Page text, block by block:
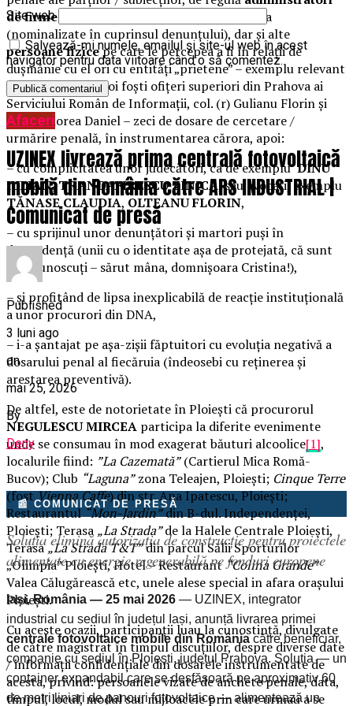
de firme de pe piaţa locală a judeţului Prahova
(nominalizate în cuprinsul denunţului), dar şi alte
persoane fizicepe care le percepea a fi în relaţii de
duşmănie cu el ori cu entităţi „prietene” – exemplu relevant
fiind cazul celor doi foşti ofiţeri superiori din Prahova ai
Serviciului Român de Informaţii, col. (r) Gulianu Florin şi
mr. (r) Florea Daniel – zeci de dosare de cercetare /
urmărire penală, în instrumentarea cărora, apoi:
– cu complicitatea unor judecători, ca de exempluDINU
IULIAN, TRANDAFIRESCU ZINICA, sau avocaţi, exemplu
TĂNASE CLAUDIA, OLTEANU FLORIN,
– cu sprijinul unor denunţători şi martori puşi în
dependenţă (unii cu o identitate aşa de protejată, că sunt
deja cunoscuţi – sărut mâna, domnişoara Cristina!),
– şi profitând de lipsa inexplicabilă de reacţie instituţională
a unor procurori din DNA,
– i-a şantajat pe aşa-zişii făptuitori cu evoluţia negativă a
dosarului penal al fiecăruia (îndeosebi cu reţinerea şi
arestarea preventivă).
De altfel, este de notorietate în Ploieşti că procurorul
NEGULESCU MIRCEA participa la diferite evenimente
unde se consumau în mod exagerat băuturi alcoolice[1],
localurile fiind: ”La Cazemată”(Cartierul Mica Romă-
Bucov); Club “Laguna”zona Teleajen, Ploiești; Cinque Terre
(fostVienna Caffe) din str. Ana Ipatescu, Ploieşti;
Restaurantul“Mon-Jardin”din B-dul. Independenţei,
Ploieşti; Terasa „La Strada”de la Halele Centrale Ploieşti,
Terasa„La Strada T&T”din parcul Sălii Sporturilor
„Olimpia” Ploieşti, Hotel – Restaurant“Colina Grande”
Valea Călugărească etc, unele alese special in afara oraşului
Ploieşti.
Cu aceste ocazii, participanţii luau la cunostinţă, divulgate
de către magistrat în timpul discuţiilor, despre diverse date
/ informaţii confidenţiale din dosarele instrumentate de
acesta, privind: persoanele vizate de anchete penale, data,
timpul, locul, modul sau mijloacele prin care urmau a se
Site web
Salvează-mi numele, emailul și site-ul web în acest
navigator pentru data viitoare când o să comentez.
Afaceri
UZINEX livrează prima centrală fotovoltaică
mobilă din România către ARS INDUSTRIAL |
Comunicat de presă
Published
3 luni ago
on
mai 25, 2026
By
Deny
📰 COMUNICAT DE PRESĂ
Soluția elimină autorizația de construcție pentru proiectele
alimentate cu energie regenerabilă pe fonduri europene
Iași, România — 25 mai 2026 — UZINEX, integrator
industrial cu sediul în județul Iași, anunță livrarea primei
centrale fotovoltaice mobile din Româniacătre beneficiar,
companie cu sediul în Ploiești, județul Prahova. Soluția — un
container expandabil care se desfășoară pe aproximativ 60
de metri liniari de panouri fotovoltaice — alimentează un